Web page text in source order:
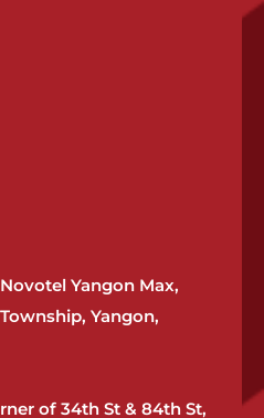
Yangon Max,
Yangon,
of 34th St & 84th St,